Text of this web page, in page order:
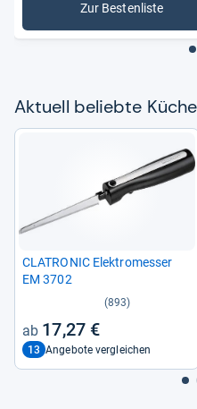
Zur Bestenliste
:
Aktu­ell beliebte
CLA­TRO­NIC Elek­tro­mes­ser
EM 3702
(893)
17,27 €
13 Angebote vergleichen